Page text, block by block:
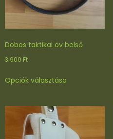
n
y
i
é
Dobos taktikai öv belső
3.900 Ft
Opciók választása
több
van.